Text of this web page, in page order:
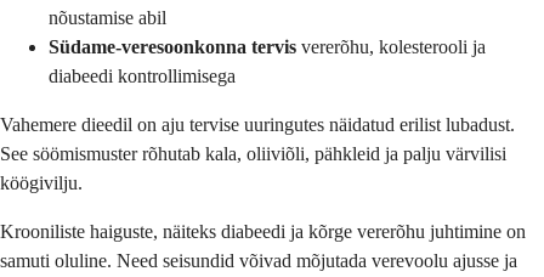
nõustamise abil
Südame-veresoonkonna tervis vererõhu, kolesterooli ja
diabeedi kontrollimisega
Vahemere dieedil on aju tervise uuringutes näidatud erilist lubadust.
See söömismuster rõhutab kala, oliiviõli, pähkleid ja palju värvilisi
köögivilju.
Krooniliste haiguste, näiteks diabeedi ja kõrge vererõhu juhtimine on
samuti oluline. Need seisundid võivad mõjutada verevoolu ajusse ja